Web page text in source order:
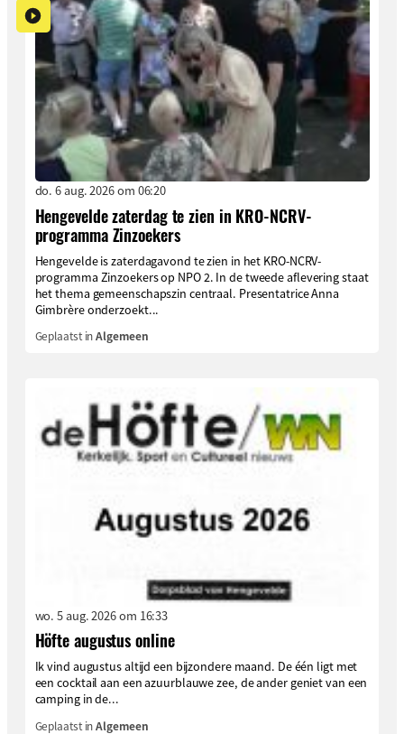
do. 6 aug. 2026 om 06:20
Hengevelde zaterdag te zien in KRO-NCRV-
programma Zinzoekers
Hengevelde is zaterdagavond te zien in het KRO-NCRV-
programma Zinzoekers op NPO 2. In de tweede aflevering staat
het thema gemeenschapszin centraal. Presentatrice Anna
Gimbrère onderzoekt...
Geplaatst inAlgemeen
wo. 5 aug. 2026 om 16:33
Höfte augustus online
Ik vind augustus altijd een bijzondere maand. De één ligt met
een cocktail aan een azuurblauwe zee, de ander geniet van een
camping in de...
Geplaatst inAlgemeen